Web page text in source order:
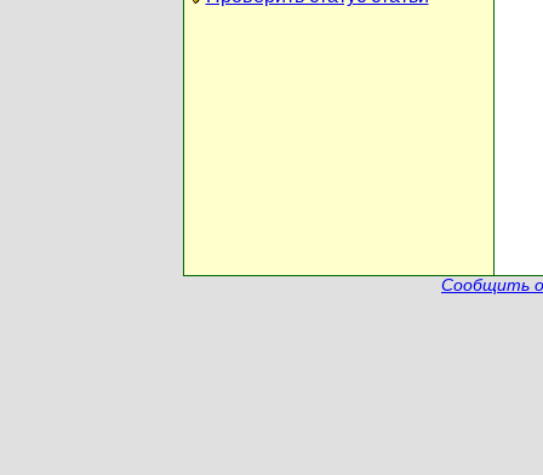
Сообщить о